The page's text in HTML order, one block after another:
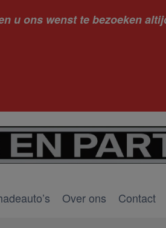
u ons wenst te bezoeken
Over ons Contact